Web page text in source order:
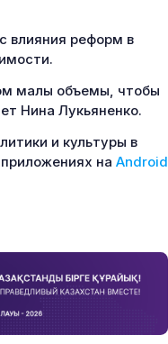
влияния реформ в
малы объемы, чтобы
Нина Лукьяненко.
и культуры в
на Android